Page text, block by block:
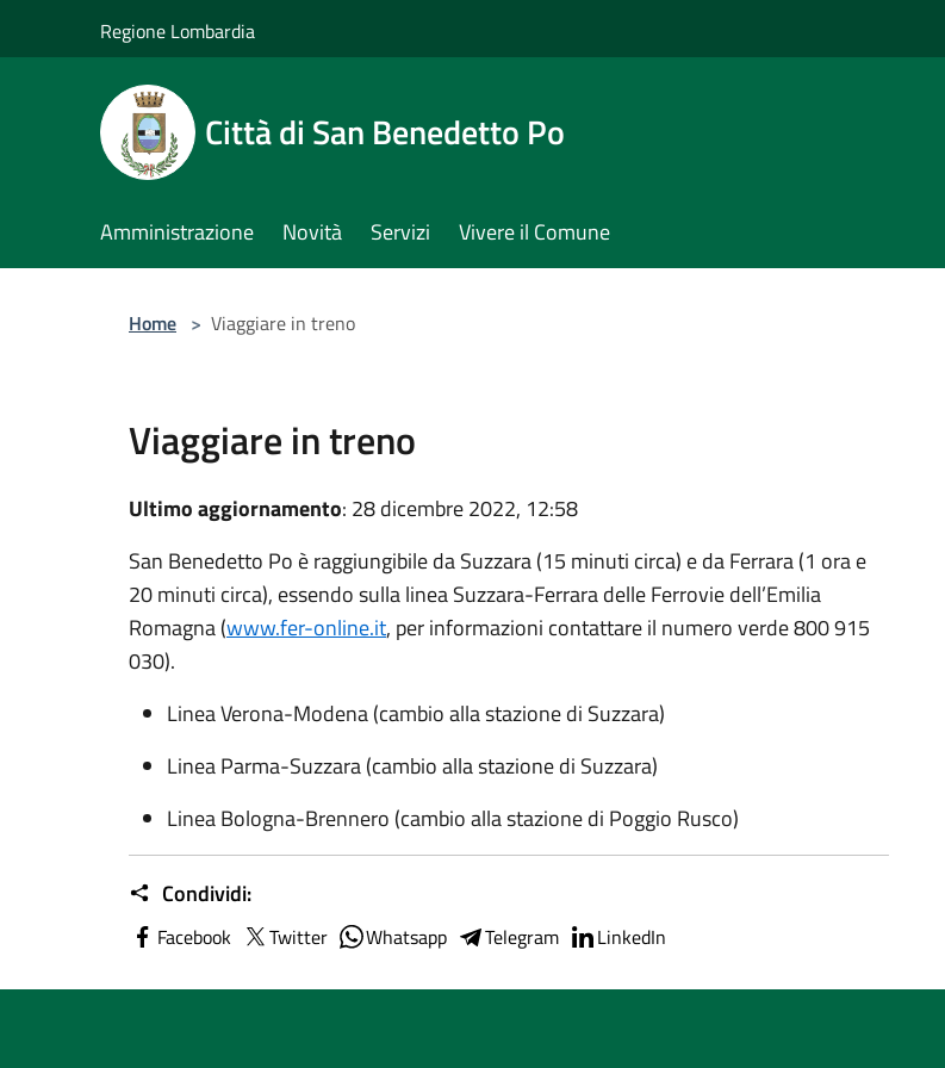
Regione Lombardia
Città di San Benedetto Po
Amministrazione Novità Servizi Vivere il Comune
Home > Viaggiare in treno
Viaggiare in treno
Ultimo aggiornamento: 28 dicembre 2022, 12:58
San Benedetto Po è raggiungibile da Suzzara (15 minuti circa) e da Ferrara (1 ora e
20 minuti circa), essendo sulla linea Suzzara-Ferrara delle Ferrovie dell’Emilia
Romagna (www.fer-online.it, per informazioni contattare il numero verde 800 915
030).
Linea Verona-Modena (cambio alla stazione di Suzzara)
Linea Parma-Suzzara (cambio alla stazione di Suzzara)
Linea Bologna-Brennero (cambio alla stazione di Poggio Rusco)
Condividi:
Facebook Twitter Whatsapp Telegram LinkedIn